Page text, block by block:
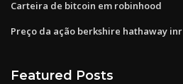
Carteira de bitcoin em robinhood
Preço da ação berkshire hathaway inr
Featured Posts